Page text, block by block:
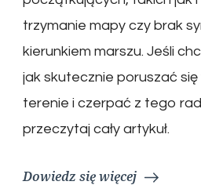
trzymanie mapy czy brak
kierunkiem marszu. Jeśli
jak skutecznie poruszać się
terenie i czerpać z tego
przeczytaj cały artykuł.
Dowiedz się więcej